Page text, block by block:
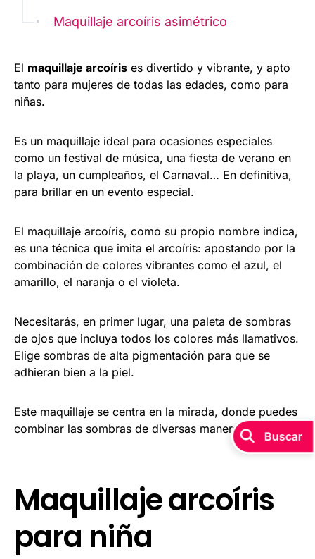
Maquillaje arcoíris asimétrico
El maquillaje arcoíris es divertido y vibrante, y apto
tanto para mujeres de todas las edades, como para
niñas.
Es un maquillaje ideal para ocasiones especiales
como un festival de música, una fiesta de verano en
la playa, un cumpleaños, el Carnaval… En definitiva,
para brillar en un evento especial.
El maquillaje arcoíris, como su propio nombre indica,
es una técnica que imita el arcoíris: apostando por la
combinación de colores vibrantes como el azul, el
amarillo, el naranja o el violeta.
Necesitarás, en primer lugar, una paleta de sombras
de ojos que incluya todos los colores más llamativos.
Elige sombras de alta pigmentación para que se
adhieran bien a la piel.
Este maquillaje se centra en la mirada, donde puedes
combinar las sombras de diversas maneras.
Maquillaje arcoíris
para niña